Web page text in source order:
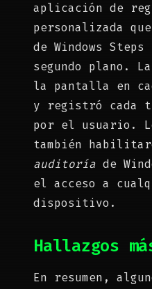
aplicación de
personalizada
de Windows Steps
segundo plano.
la pantalla en
y registró cada
por el usuario.
también
auditoría de
el acceso a
dispositivo.
Hallazgos
En resumen,